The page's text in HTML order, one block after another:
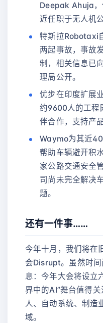
Deepak Ahuja
近任职于无人机
特斯拉Robotaxi
两起事故，事故
制，相关信息已
理局公开。
优步在印度扩展
约9600人的工程
伴合作，支持产
Waymo为其近
帮助车辆避开积
家公路交通安全
司尚未完全解决
题。
还有一件事……
今年十月，我们将在
会Disrupt。虽然时
息：今年大会将设立
界中的AI”舞台值得
人、自动系统、制造
域。